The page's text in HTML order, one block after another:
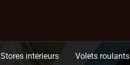
Stores intérieurs Volets roulants